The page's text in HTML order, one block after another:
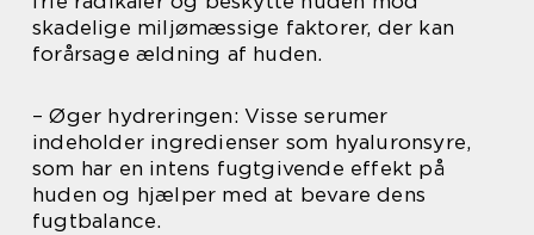
skadelige miljømæssige faktorer, der kan
forårsage ældning af huden.
– Øger hydreringen: Visse serumer
indeholder ingredienser som hyaluronsyre,
som har en intens fugtgivende effekt på
huden og hjælper med at bevare dens
fugtbalance.